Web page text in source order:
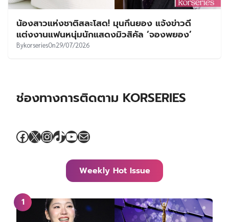
น้องสาวแห่งชาติสละโสด! มุนกึนยอง แจ้งข่าวดี
แต่งงานแฟนหนุ่มนักแสดงมิวสิคัล ‘จองพยอง’
BykorseriesOn29/07/2026
ช่องทางการติดตาม KORSERIES
Facebook
X Instagram
TikTok
YouTube
Mail
Weekly Hot Issue